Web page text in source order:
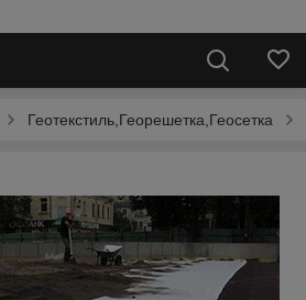
Геотекстиль,Георешетка,Геосетка